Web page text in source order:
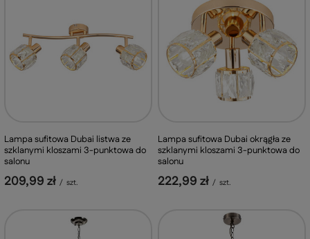
Lampa sufitowa Dubai listwa ze
szklanymi kloszami 3-punktowa do
salonu
209,99 zł / szt.
Lampa sufitowa Dubai okrągła ze
szklanymi kloszami 3-punktowa do
salonu
222,99 zł / szt.